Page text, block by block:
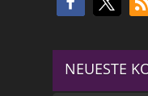
NEUESTE